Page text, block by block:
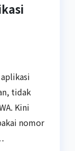
tidak
Kini
nomor